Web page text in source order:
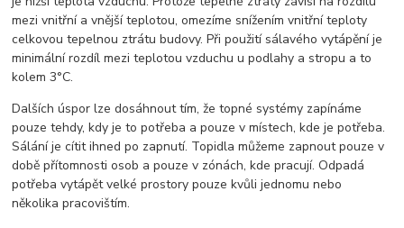
mezi vnitřní a vnější teplotou, omezíme snížením vnitřní teploty
celkovou tepelnou ztrátu budovy. Při použití sálavého vytápění je
minimální rozdíl mezi teplotou vzduchu u podlahy a stropu a to
kolem 3°C.
Dalších úspor lze dosáhnout tím, že topné systémy zapínáme
pouze tehdy, kdy je to potřeba a pouze v místech, kde je potřeba.
Sálání je cítit ihned po zapnutí. Topidla můžeme zapnout pouze v
době přítomnosti osob a pouze v zónách, kde pracují. Odpadá
potřeba vytápět velké prostory pouze kvůli jednomu nebo
několika pracovištím.